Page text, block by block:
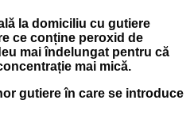
la domiciliu cu gutiere
ce conține peroxid de
mai îndelungat pentru că
mai mică.
gutiere în care se introduce